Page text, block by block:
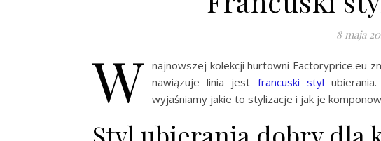
8 maja
W najnowszej kolekcji hurtowni Factoryprice.eu
nawiązuje linia jest francuski styl
wyjaśniamy jakie to stylizacje i jak je